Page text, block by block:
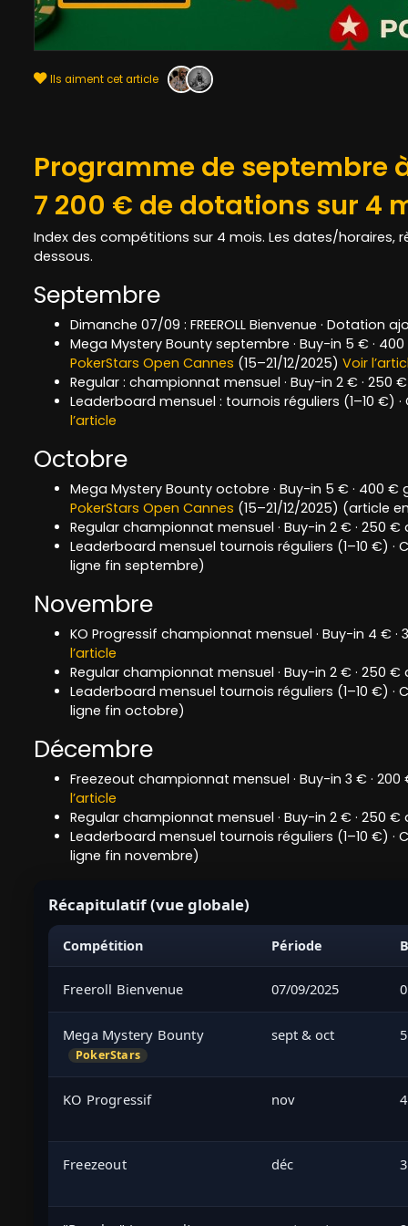
Ils aiment cet article
Programme de septembre
7 200 € de dotations sur 4
Index des compétitions sur 4 mois. Les dates/
dessous.
Septembre
Dimanche 07/09 : FREEROLL Bienvenue · Dotation
Mega Mystery Bounty septembre · Buy-in 5 € ·
PokerStars Open Cannes (15–21/12/2025) Voir
Regular : championnat mensuel · Buy-in 2 € · 250
Leaderboard mensuel : tournois réguliers (1–10 €)
l’article
Octobre
Mega Mystery Bounty octobre · Buy-in 5 € · 400
PokerStars Open Cannes (15–21/12/2025) (article
Regular championnat mensuel · Buy-in 2 € · 250
Leaderboard mensuel tournois réguliers (1–10 €)
ligne fin septembre)
Novembre
KO Progressif championnat mensuel · Buy-in 4 €
l’article
Regular championnat mensuel · Buy-in 2 € · 250
Leaderboard mensuel tournois réguliers (1–10 €)
ligne fin octobre)
Décembre
Freezeout championnat mensuel · Buy-in 3 € ·
l’article
Regular championnat mensuel · Buy-in 2 € · 250
Leaderboard mensuel tournois réguliers (1–10 €)
ligne fin novembre)
Récapitulatif (vue globale)
Compétition Période
Freeroll Bienvenue 07/09/2025
Mega Mystery Bounty
PokerStars
sept & oct
KO Progressif nov
Freezeout déc